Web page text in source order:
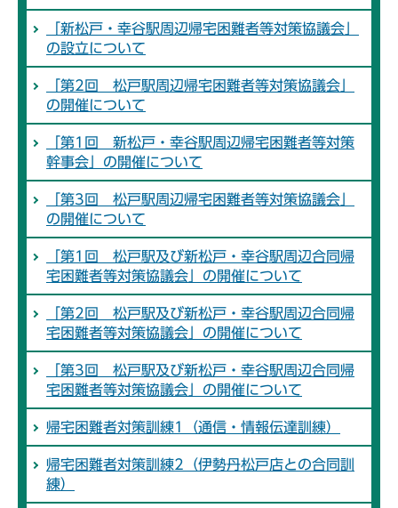
「新松戸・幸谷駅周辺帰宅困難者等対策協議会」
の設立について
「第2回 松戸駅周辺帰宅困難者等対策協議会」
の開催について
「第1回 新松戸・幸谷駅周辺帰宅困難者等対策
幹事会」の開催について
「第3回 松戸駅周辺帰宅困難者等対策協議会」
の開催について
「第1回 松戸駅及び新松戸・幸谷駅周辺合同帰
宅困難者等対策協議会」の開催について
「第2回 松戸駅及び新松戸・幸谷駅周辺合同帰
宅困難者等対策協議会」の開催について
「第3回 松戸駅及び新松戸・幸谷駅周辺合同帰
宅困難者等対策協議会」の開催について
帰宅困難者対策訓練1（通信・情報伝達訓練）
帰宅困難者対策訓練2（伊勢丹松戸店との合同訓
練）